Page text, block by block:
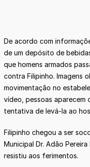
De acordo com
de um depósito de
que homens armados
contra Filipinho. Imagens
movimentação no
vídeo, pessoas aparecem
tentativa de levá-la ao
Filipinho chegou a ser
Municipal Dr. Adão
resistiu aos ferimentos.